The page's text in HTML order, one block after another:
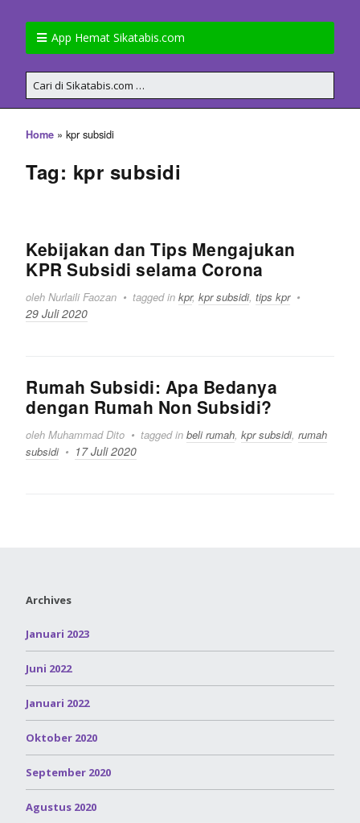
App Hemat Sikatabis.com
Home » kpr subsidi
Tag: kpr subsidi
Kebijakan dan Tips Mengajukan
KPR Subsidi selama Corona
oleh Nurlaili Faozan tagged in kpr, kpr subsidi, tips kpr
29 Juli 2020
Rumah Subsidi: Apa Bedanya
dengan Rumah Non Subsidi?
oleh Muhammad Dito tagged in beli rumah, kpr subsidi, rumah
subsidi
17 Juli 2020
Archives
Januari 2023
Juni 2022
Januari 2022
Oktober 2020
September 2020
Agustus 2020